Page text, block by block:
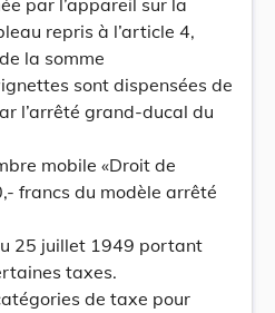
par l’appareil sur la
repris à l’article 4,
la somme
sont dispensées de
l’arrêté grand-ducal du
mobile «Droit de
francs du modèle arrêté
25 juillet 1949 portant
taxes.
de taxe pour